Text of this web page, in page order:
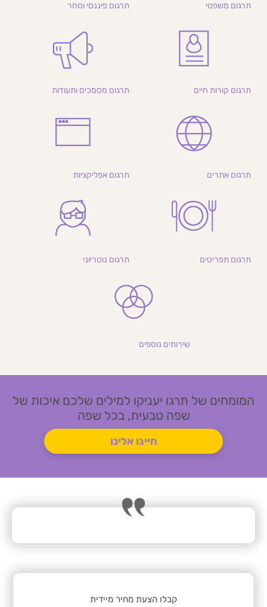
תרגום משפטי תרגום פיננסי וסחר
תרגום קורות חיים תרגום מסמכים ותעודות
תרגום אתרים תרגום אפליקציות
תרגום תפריטים תרגום נוטריוני
שירותים נוספים
המומחים של תרגו יעניקו למילים שלכם איכות של
שפה טבעית, בכל שפה
חייגו אלינו
קבלו הצעת מחיר מיידית